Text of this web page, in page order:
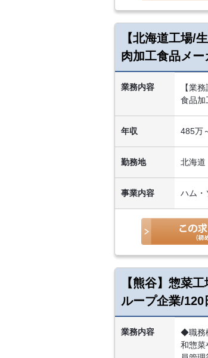
【北海道工場/
肉加工食品メー
業務内容
【業務
食品加
年収 485万
勤務地 北海道
事業内容 ハム・
【熊谷】惣菜
ループ企業/
業務内容
◆職務
和惣菜